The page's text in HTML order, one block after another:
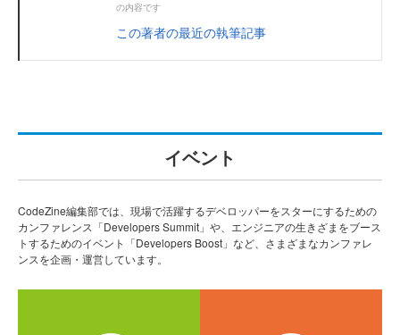
の内容です
この著者の最近の執筆記事
イベント
CodeZine編集部では、現場で活躍するデベロッパーをスターにするための
カンファレンス「Developers Summit」や、エンジニアの生きざまをブース
トするためのイベント「Developers Boost」など、さまざまなカンファレ
ンスを企画・運営しています。